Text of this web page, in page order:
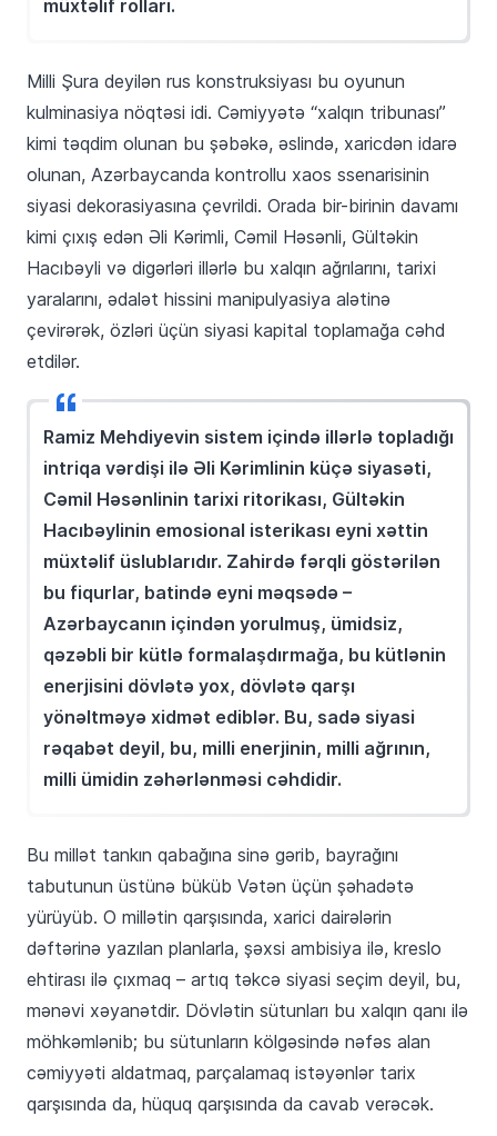
Milli Şura deyilən rus konstruksiyası bu oyunun
kulminasiya nöqtəsi idi. Cəmiyyətə “xalqın tribunası”
kimi təqdim olunan bu şəbəkə, əslində, xaricdən idarə
olunan, Azərbaycanda kontrollu xaos ssenarisinin
siyasi dekorasiyasına çevrildi. Orada bir-birinin davamı
kimi çıxış edən Əli Kərimli, Cəmil Həsənli, Gültəkin
Hacıbəyli və digərləri illərlə bu xalqın ağrılarını, tarixi
yaralarını, ədalət hissini manipulyasiya alətinə
çevirərək, özləri üçün siyasi kapital toplamağa cəhd
etdilər.
Ramiz Mehdiyevin sistem içində illərlə topladığı
intriqa vərdişi ilə Əli Kərimlinin küçə siyasəti,
Cəmil Həsənlinin tarixi ritorikası, Gültəkin
Hacıbəylinin emosional isterikası eyni xəttin
müxtəlif üslublarıdır. Zahirdə fərqli göstərilən
bu fiqurlar, batində eyni məqsədə –
Azərbaycanın içindən yorulmuş, ümidsiz,
qəzəbli bir kütlə formalaşdırmağa, bu kütlənin
enerjisini dövlətə yox, dövlətə qarşı
yönəltməyə xidmət ediblər. Bu, sadə siyasi
rəqabət deyil, bu, milli enerjinin, milli ağrının,
milli ümidin zəhərlənməsi cəhdidir.
Bu millət tankın qabağına sinə gərib, bayrağını
tabutunun üstünə büküb Vətən üçün şəhadətə
yürüyüb. O millətin qarşısında, xarici dairələrin
dəftərinə yazılan planlarla, şəxsi ambisiya ilə, kreslo
ehtirası ilə çıxmaq – artıq təkcə siyasi seçim deyil, bu,
mənəvi xəyanətdir. Dövlətin sütunları bu xalqın qanı ilə
möhkəmlənib; bu sütunların kölgəsində nəfəs alan
cəmiyyəti aldatmaq, parçalamaq istəyənlər tarix
qarşısında da, hüquq qarşısında da cavab verəcək.